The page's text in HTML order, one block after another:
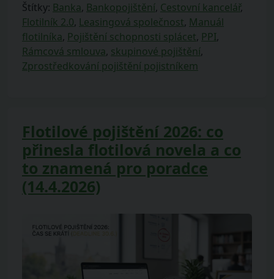
Štítky: Banka, Bankopojištění, Cestovní kancelář,
Flotilník 2.0, Leasingová společnost, Manuál
flotilníka, Pojištění schopnosti splácet, PPI,
Rámcová smlouva, skupinové pojištění,
Zprostředkování pojištění pojistníkem
Flotilové pojištění 2026: co
přinesla flotilová novela a co
to znamená pro poradce
(14.4.2026)